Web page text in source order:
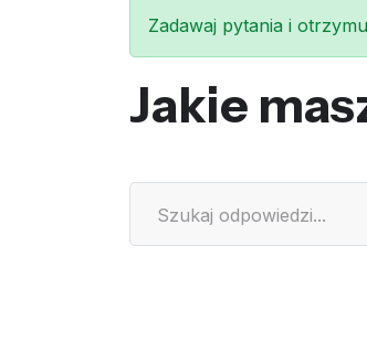
Zadawaj pytania i
Jakie